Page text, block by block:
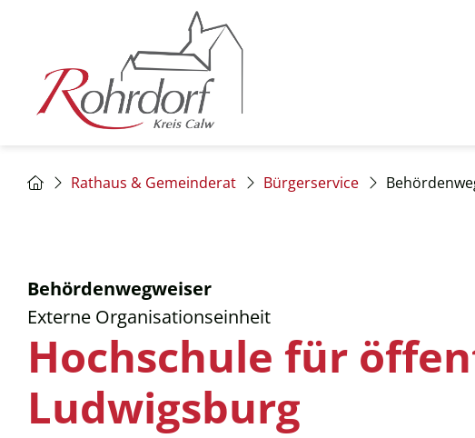
Rathaus & Gemeinderat Bürgerservice
Behördenwegweiser
Externe Organisationseinheit
Hochschule für
Ludwigsburg